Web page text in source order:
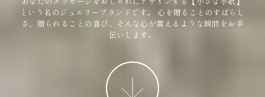
という名のジュエリーブランドです。
心を贈ることのすばらし
さ、贈られることの喜び、そんな心が震えるような瞬間をお手
伝いします。